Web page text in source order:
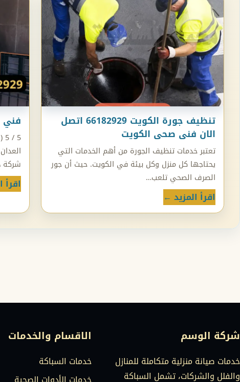
تنظيف جورة الكويت 66182929 اتصل
الان فنى صحى الكويت
تعتبر خدمات تنظيف الجورة من أهم الخدمات التي
يحتاجها كل منزل وكل بيئة في الكويت. حيث أن جور
الصرف الصحي تلعب…
اقرأ المزيد ←
فني
شركة
اقرأ
شركة الوسم
خدمات صيانة منزلية متكاملة للمنازل
والفلل والشركات، تشمل السباكة
الاقسام والخدمات
خدمات السباكة